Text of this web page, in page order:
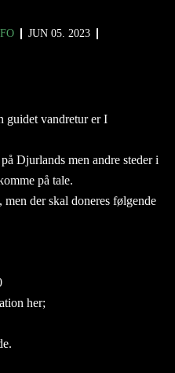
JUN 05. 2023
guidet vandretur er I
Djurlands men andre steder i
på tale.
der skal doneres følgende
her;